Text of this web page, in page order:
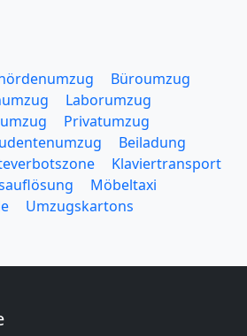
Büroumzug
Laborumzug
Privatumzug
Beiladung
Klaviertransport
Möbeltaxi
Umzugskartons